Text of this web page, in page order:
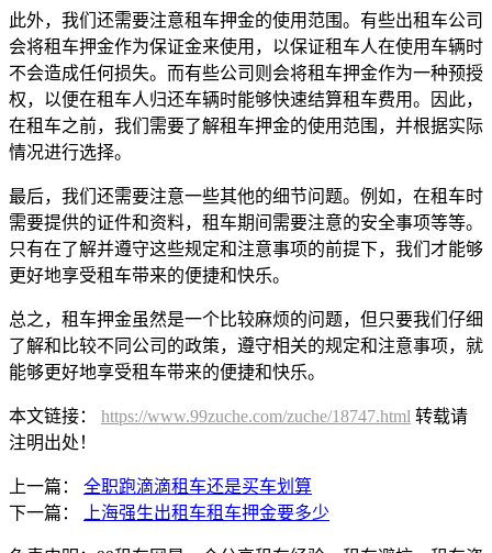
此外，我们还需要注意租车押金的使用范围。有些出租车公司
会将租车押金作为保证金来使用，以保证租车人在使用车辆时
不会造成任何损失。而有些公司则会将租车押金作为一种预授
权，以便在租车人归还车辆时能够快速结算租车费用。因此，
在租车之前，我们需要了解租车押金的使用范围，并根据实际
情况进行选择。
最后，我们还需要注意一些其他的细节问题。例如，在租车时
需要提供的证件和资料，租车期间需要注意的安全事项等等。
只有在了解并遵守这些规定和注意事项的前提下，我们才能够
更好地享受租车带来的便捷和快乐。
总之，租车押金虽然是一个比较麻烦的问题，但只要我们仔细
了解和比较不同公司的政策，遵守相关的规定和注意事项，就
能够更好地享受租车带来的便捷和快乐。
本文链接： https://www.99zuche.com/zuche/18747.html 转载请
注明出处！
上一篇： 全职跑滴滴租车还是买车划算
下一篇：
上海强生出租车租车押金要多少